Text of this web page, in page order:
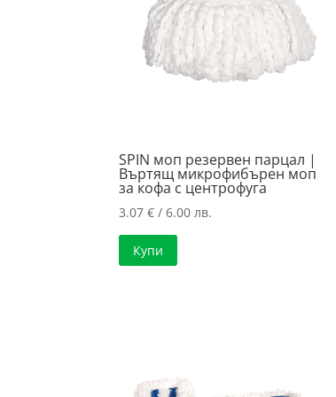
SPIN моп резервен парцал |
Въртящ микрофибърен моп
за кофа с центрофуга
3.07€ / 6.00 лв.
Купи